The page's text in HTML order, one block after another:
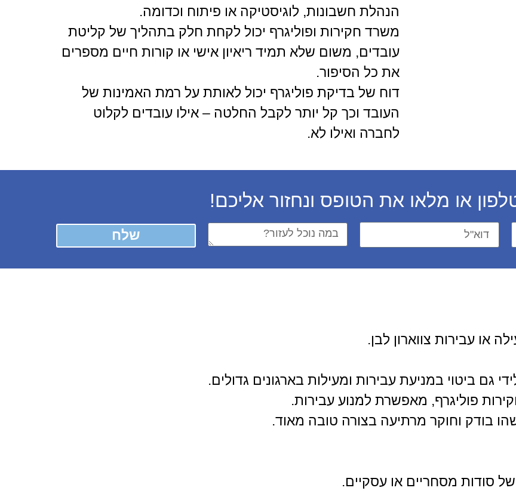
הנהלת חשבונות, לוגיסטיקה או פיתוח וכדומה.
משרד חקירות ופוליגרף יכול לקחת חלק בתהליך של קליטת
עובדים, משום שלא תמיד ריאיון אישי או קורות חיים מספרים
את כל הסיפור.
דוח של בדיקת פוליגרף יכול לאותת על רמת האמינות של
העובד וכך קל יותר לקבל החלטה – אילו עובדים לקלוט
לחברה ואילו לא.
או מלאו את הטופס ונחזור אליכם!
שלח
או עבירות צווארון לבן.
גם ביטוי במניעת עבירות ומעילות בארגונים גדולים.
פוליגרף, מאפשרת למנוע עבירות.
בודק וחוקר מרתיעה בצורה טובה מאוד.
סודות מסחריים או עסקיים.